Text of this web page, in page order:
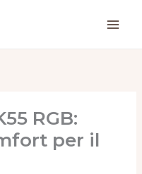
RGB:
per il